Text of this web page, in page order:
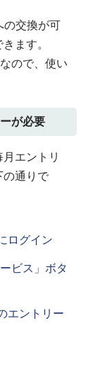
の交換が可
ます。
ので、使い
が必要
エントリ
の通りで
ログイン
ビス」ボタ
エントリー